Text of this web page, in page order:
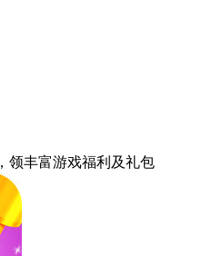
，领丰富游戏福利 及礼包